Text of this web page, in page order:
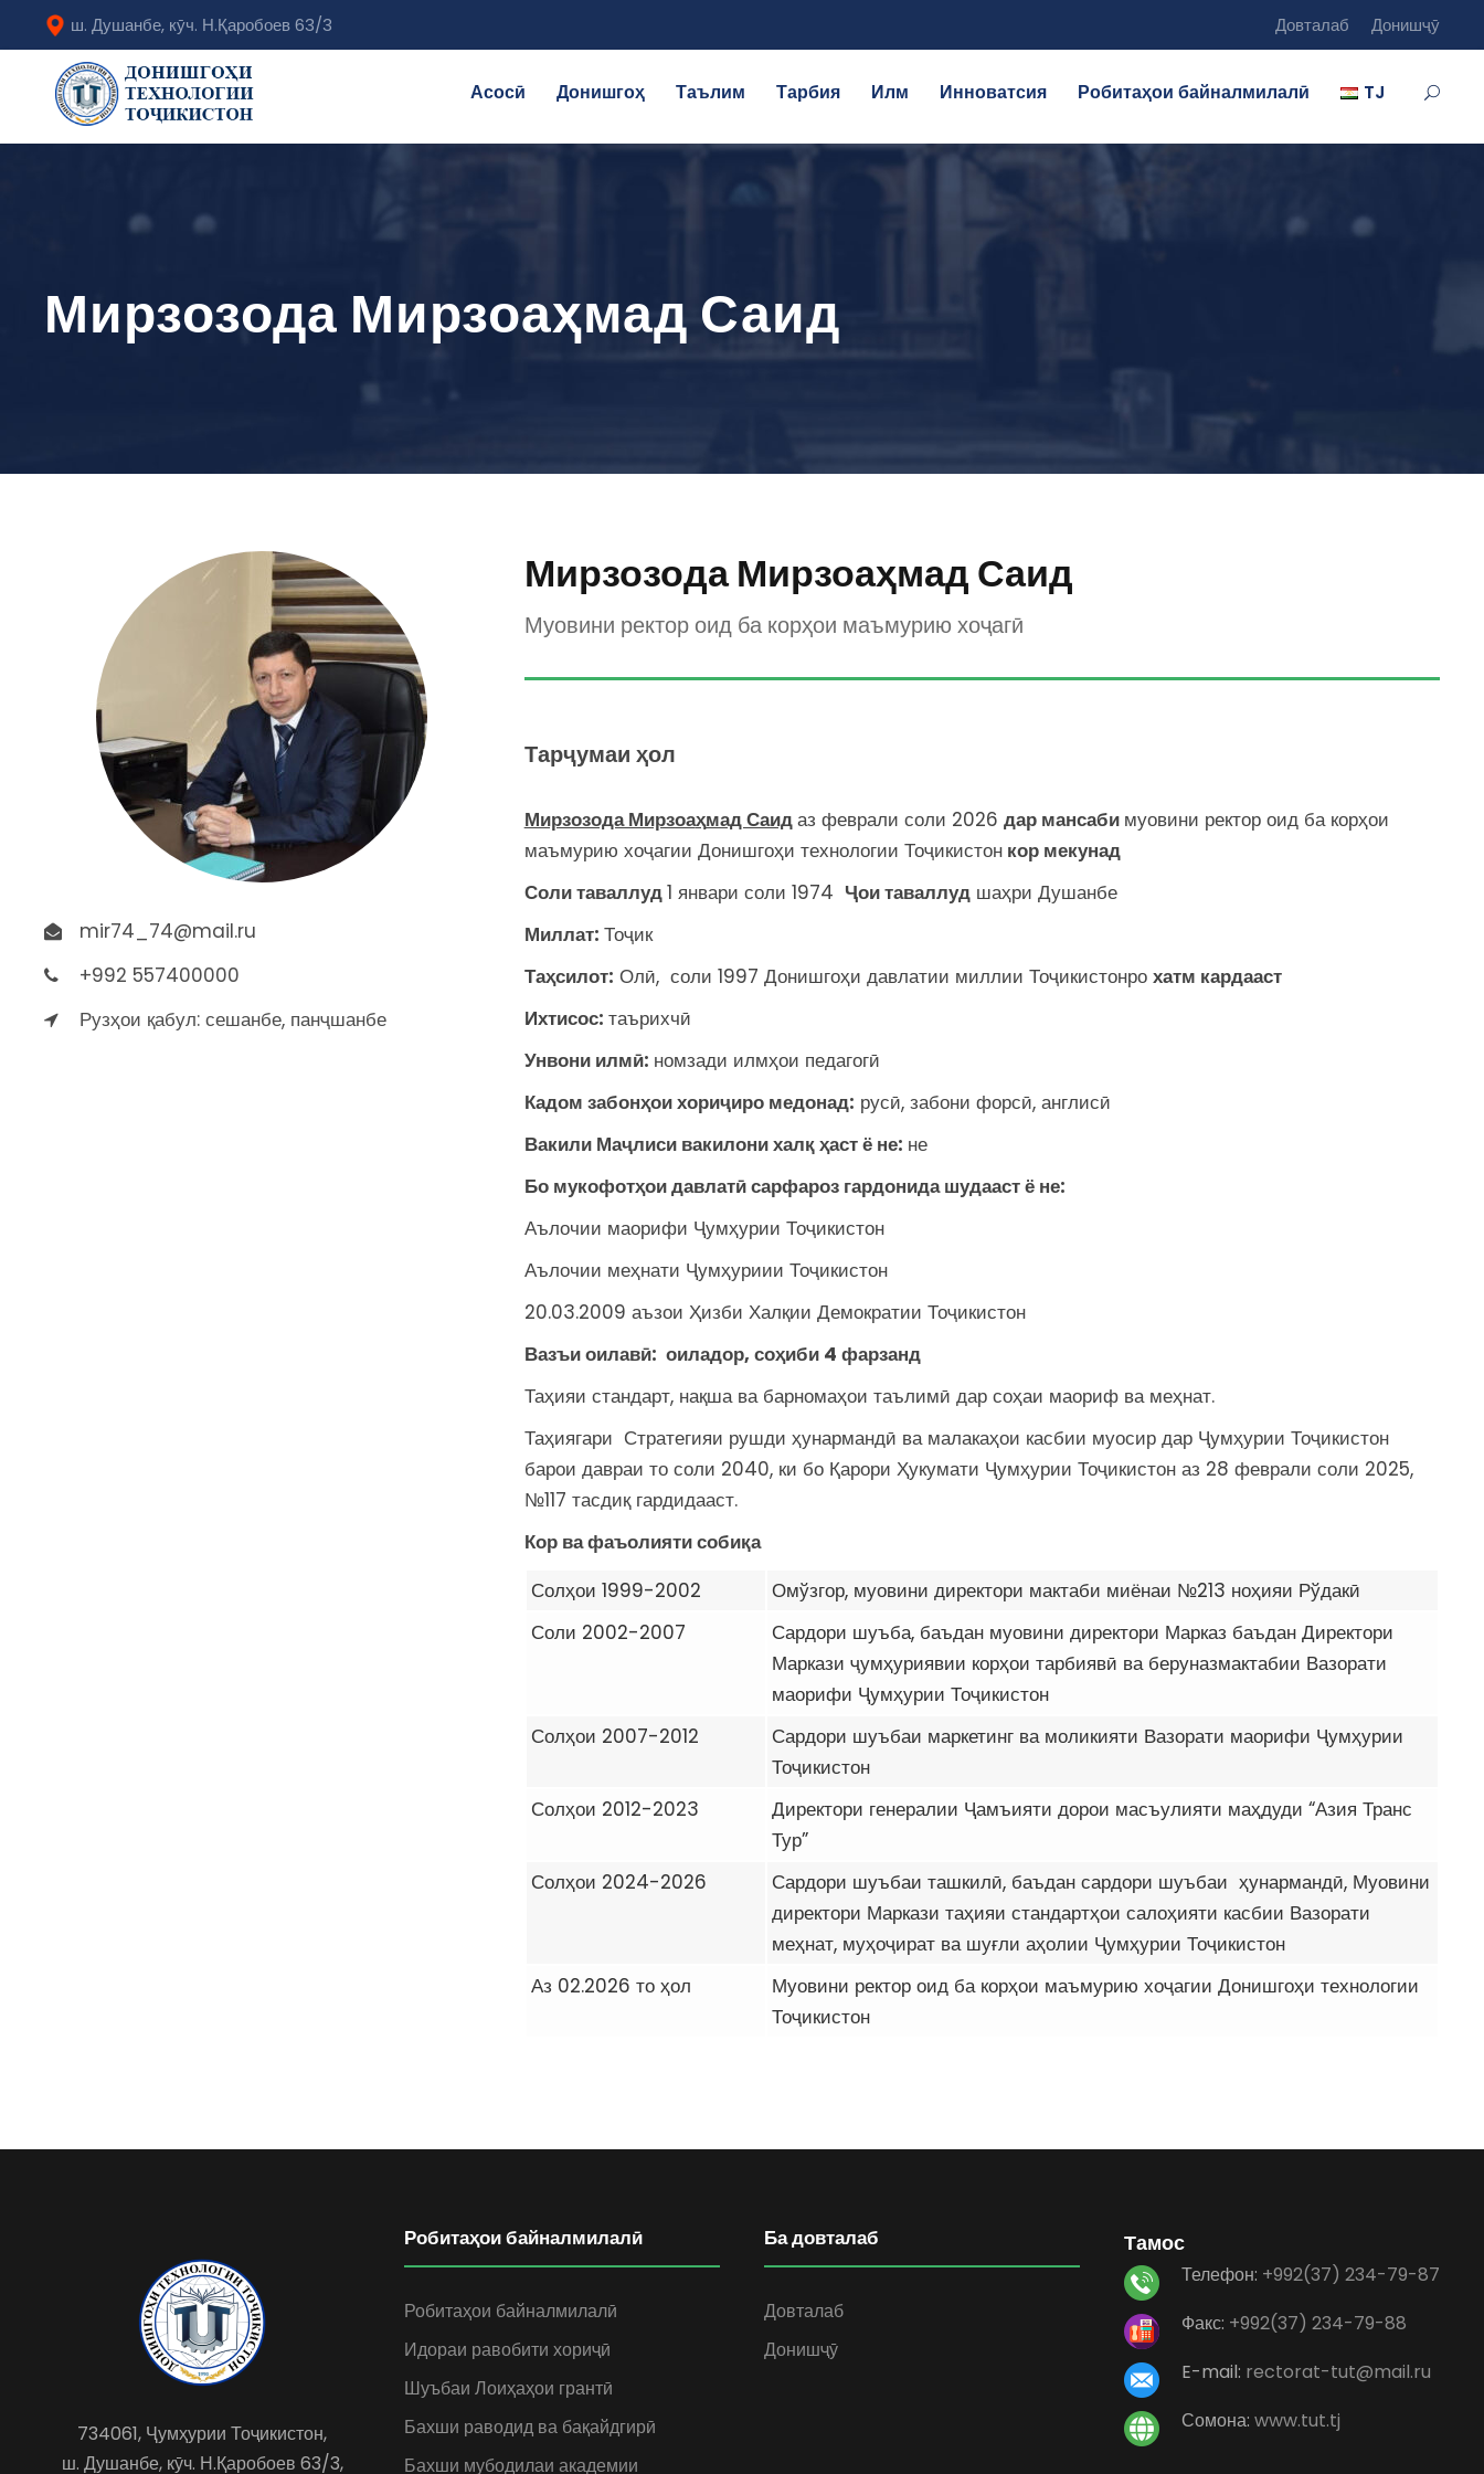
ш. Душанбе, кӯч. Н.Қаробоев 63/3 Довталаб Донишҷӯ
Асосӣ Донишгоҳ Таълим Тарбия Илм Инноватсия Робитаҳои байналмилалӣ TJ
Мирзозода Мирзоаҳмад Саид
mir74_74@mail.ru
+992 557400000
Рузҳои қабул: сешанбе, панҷшанбе
Мирзозода Мирзоаҳмад Саид
Муовини ректор оид ба корҳои маъмурию хоҷагӣ
Тарҷумаи ҳол
Мирзозода Мирзоаҳмад Саидаз феврали соли 2026 дар мансаби муовини ректор оид ба корҳои
маъмурию хоҷагии Донишгоҳи технологии Тоҷикистон кор мекунад
Соли таваллуд1 январи соли 1974 Ҷои таваллудшаҳри Душанбе
Миллат: Тоҷик
Таҳсилот: Олӣ, соли 1997 Донишгоҳи давлатии миллии Тоҷикистонро хатм кардааст
Ихтисос: таърихчӣ
Унвони илмӣ: номзади илмҳои педагогӣ
Кадом забонҳои хориҷиро медонад: русӣ, забони форсӣ, англисӣ
Вакили Маҷлиси вакилони халқ ҳаст ё не: не
Бо мукофотҳои давлатӣ сарфароз гардонида шудааст ё не:
Аълочии маорифи Ҷумҳурии Тоҷикистон
Аълочии меҳнати Ҷумҳуриии Тоҷикистон
20.03.2009 аъзои Ҳизби Халқии Демократии Тоҷикистон
Вазъи оилавӣ: оиладор, соҳиби 4 фарзанд
Таҳияи стандарт, нақша ва барномаҳои таълимӣ дар соҳаи маориф ва меҳнат.
Таҳиягари Стратегияи рушди ҳунармандӣ ва малакаҳои касбии муосир дар Ҷумҳурии Тоҷикистон
барои давраи то соли 2040, ки бо Қарори Ҳукумати Ҷумҳурии Тоҷикистон аз 28 феврали соли 2025,
№117 тасдиқ гардидааст.
Кор ва фаъолияти собиқа
Солҳои 1999-2002
Омўзгор, муовини директори мактаби миёнаи №213 ноҳияи Рўдакӣ
Соли 2002-2007
Сардори шуъба, баъдан муовини директори Марказ баъдан Директори
Маркази ҷумҳуриявии корҳои тарбиявӣ ва беруназмактабии Вазорати
маорифи Ҷумҳурии Тоҷикистон
Солҳои 2007-2012
Сардори шуъбаи маркетинг ва моликияти Вазорати маорифи Ҷумҳурии
Тоҷикистон
Солҳои 2012-2023
Директори генералии Ҷамъияти дорои масъулияти маҳдуди “Азия Транс
Тур”
Солҳои 2024-2026
Сардори шуъбаи ташкилӣ, баъдан сардори шуъбаи ҳунармандӣ, Муовини
директори Маркази таҳияи стандартҳои салоҳияти касбии Вазорати
меҳнат, муҳоҷират ва шуғли аҳолии Ҷумҳурии Тоҷикистон
Аз 02.2026 то ҳол
Муовини ректор оид ба корҳои маъмурию хоҷагии Донишгоҳи технологии
Тоҷикистон
734061, Ҷумҳурии Тоҷикистон,
ш. Душанбе, кӯч. Н.Қаробоев 63/3,
Робитаҳои байналмилалӣ
Робитаҳои байналмилалӣ
Идораи равобити хориҷӣ
Шуъбаи Лоиҳаҳои грантӣ
Бахши раводид ва бақайдгирӣ
Бахши мубодилаи академии
Ба довталаб
Довталаб
Донишҷӯ
Тамос
Телефон: +992(37) 234-79-87
Факс: +992(37) 234-79-88
E-mail: rectorat-tut@mail.ru
Сомона: www.tut.tj